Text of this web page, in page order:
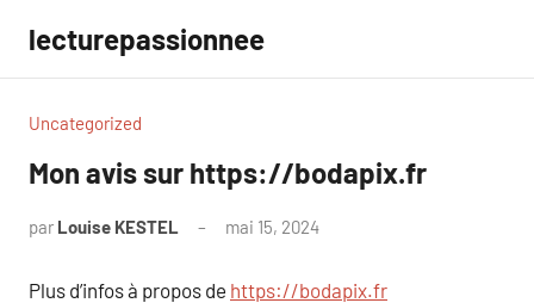
contenu
lecturepassionnee
Uncategorized
Mon avis sur https://bodapix.fr
par Louise KESTEL mai 15, 2024
Plus d’infos à propos de https://bodapix.fr